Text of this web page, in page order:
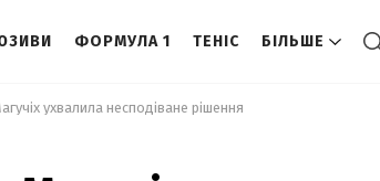
ФОРМУЛА 1 ТЕНІС БІЛЬШЕ
ухвалила несподіване рішення